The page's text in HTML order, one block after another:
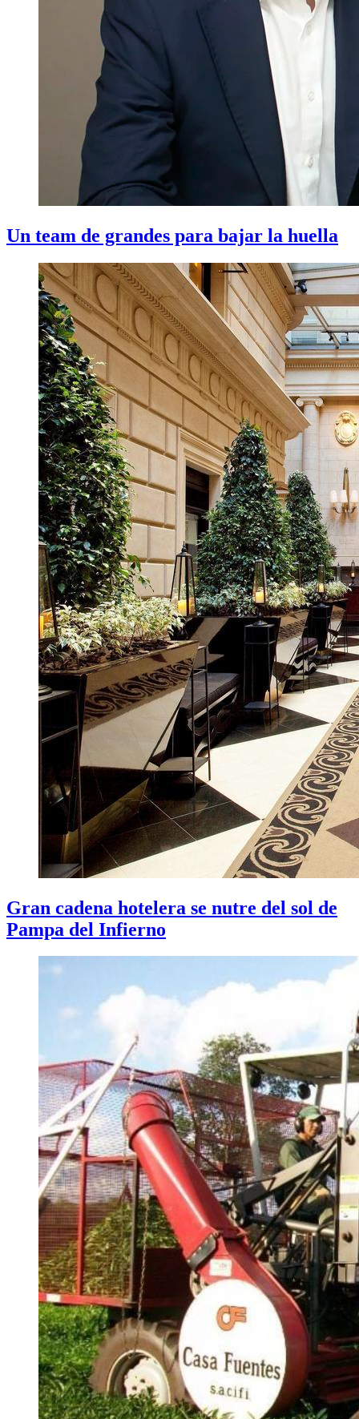
Un team de grandes para bajar la huella
Gran cadena hotelera se nutre del sol de
Pampa del Infierno